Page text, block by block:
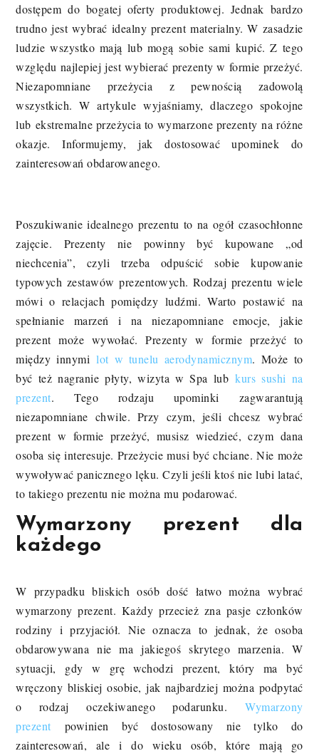
dostępem do bogatej oferty produktowej. Jednak bardzo
trudno jest wybrać idealny prezent materialny. W zasadzie
ludzie wszystko mają lub mogą sobie sami kupić. Z tego
względu najlepiej jest wybierać prezenty w formie przeżyć.
Niezapomniane przeżycia z pewnością zadowolą
wszystkich. W artykule wyjaśniamy, dlaczego spokojne
lub ekstremalne przeżycia to wymarzone prezenty na różne
okazje. Informujemy, jak dostosować upominek do
zainteresowań obdarowanego.
Poszukiwanie idealnego prezentu to na ogół czasochłonne
zajęcie. Prezenty nie powinny być kupowane „od
niechcenia”, czyli trzeba odpuścić sobie kupowanie
typowych zestawów prezentowych. Rodzaj prezentu wiele
mówi o relacjach pomiędzy ludźmi. Warto postawić na
spełnianie marzeń i na niezapomniane emocje, jakie
prezent może wywołać. Prezenty w formie przeżyć to
między innymilot w tunelu aerodynamicznym. Może to
być też nagranie płyty, wizyta w Spa lubkurs sushi na
prezent. Tego rodzaju upominki zagwarantują
niezapomniane chwile. Przy czym, jeśli chcesz wybrać
prezent w formie przeżyć, musisz wiedzieć, czym dana
osoba się interesuje. Przeżycie musi być chciane. Nie może
wywoływać panicznego lęku. Czyli jeśli ktoś nie lubi latać,
to takiego prezentu nie można mu podarować.
Wymarzony prezent dla
każdego
W przypadku bliskich osób dość łatwo można wybrać
wymarzony prezent. Każdy przecież zna pasje członków
rodziny i przyjaciół. Nie oznacza to jednak, że osoba
obdarowywana nie ma jakiegoś skrytego marzenia. W
sytuacji, gdy w grę wchodzi prezent, który ma być
wręczony bliskiej osobie, jak najbardziej można podpytać
o rodzaj oczekiwanego podarunku.Wymarzony
prezent powinien być dostosowany nie tylko do
zainteresowań, ale i do wieku osób, które mają go